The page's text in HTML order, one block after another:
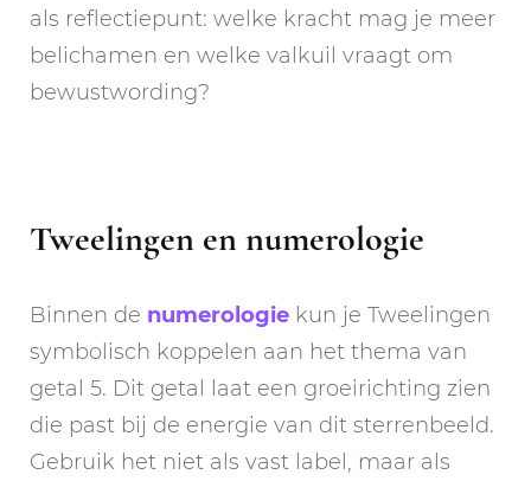
als reflectiepunt: welke kracht mag je meer
belichamen en welke valkuil vraagt om
bewustwording?
Tweelingen en numerologie
Binnen de numerologie kun je Tweelingen
symbolisch koppelen aan het thema van
getal 5. Dit getal laat een groeirichting zien
die past bij de energie van dit sterrenbeeld.
Gebruik het niet als vast label, maar als